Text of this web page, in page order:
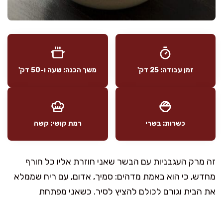
זמן עבודה: 25 דק' משך הכנה: שעה ו-50 דק'
כשרות: בשרי רמת קושי: קשה
זה מרק העגבניות עם הבשר שאני חוזרת אליו כל חורף
מחדש, כי הוא באמת מדהים: סמיך, אדום, עם ריח שממלא
את הבית וגורם לכולם להציץ לסיר. כשאני מפתחת